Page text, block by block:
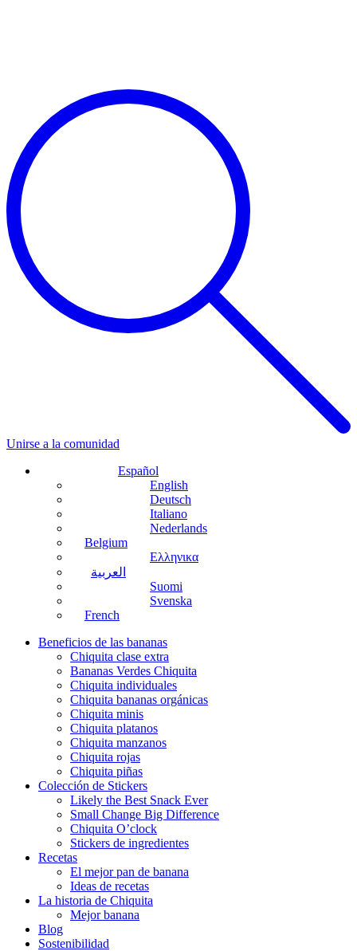
Unirse a la comunidad
Español
English
Deutsch
Italiano
Nederlands
Belgium
Ελληνικα
العربية
Suomi
Svenska
French
Beneficios de las bananas
Chiquita clase extra
Bananas Verdes Chiquita
Chiquita individuales
Chiquita bananas orgánicas
Chiquita minis
Chiquita platanos
Chiquita manzanos
Chiquita rojas
Chiquita piñas
Colección de Stickers
Likely the Best Snack Ever
Small Change Big Difference
Chiquita O’clock
Stickers de ingredientes
Recetas
El mejor pan de banana
Ideas de recetas
La historia de Chiquita
Mejor banana
Blog
Sostenibilidad